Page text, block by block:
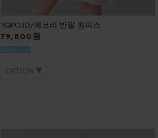
YQPCUD/에코리 반팔 원피스
79,800원
OPTION